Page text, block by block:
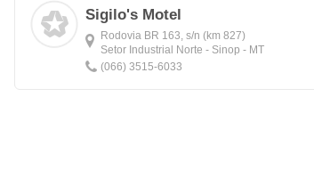
Sigilo's Motel
Rodovia BR 163, s/n (km 827)
Setor Industrial Norte - Sinop - MT
(066) 3515-6033